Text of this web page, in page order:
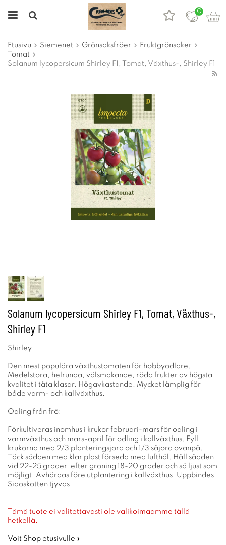
0
Etusivu Siemenet Grönsaksfröer
Fruktgrönsaker
Tomat
Solanum lycopersicum Shirley F1, Tomat, Växthus-, Shirley F1
Solanum lycopersicum Shirley F1, Tomat, Växthus-,
Shirley F1
Shirley
Den mest populära växthustomaten för hobbyodlare.
Medelstora, helrunda, välsmakande, röda frukter av högsta
kvalitet i täta klasar. Högavkastande. Mycket lämplig för
både varm- och kallväxthus.
Odling från frö:
Förkultiveras inomhus i krukor februari-mars för odling i
varmväxthus och mars-april för odling i kallväxthus. Fyll
krukorna med 2/3 planteringsjord och 1/3 såjord ovanpå.
Täck sådden med klar plast försedd med lufthål. Håll sådden
vid 22-25 grader, efter groning 18-20 grader och så ljust som
möjligt. Avhärdas före utplantering i kallväxthus. Uppbindes.
Sidoskotten tjyvas.
Tämä tuote ei valitettavasti ole valikoimaamme tällä
hetkellä.
Voit Shop etusivulle »